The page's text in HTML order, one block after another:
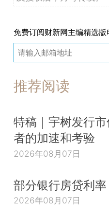
免费订阅财新网主编精选版
推荐阅读
特稿｜宇树发行
者的加速和考验
2026年08月07日
部分银行房贷利
2026年08月07日